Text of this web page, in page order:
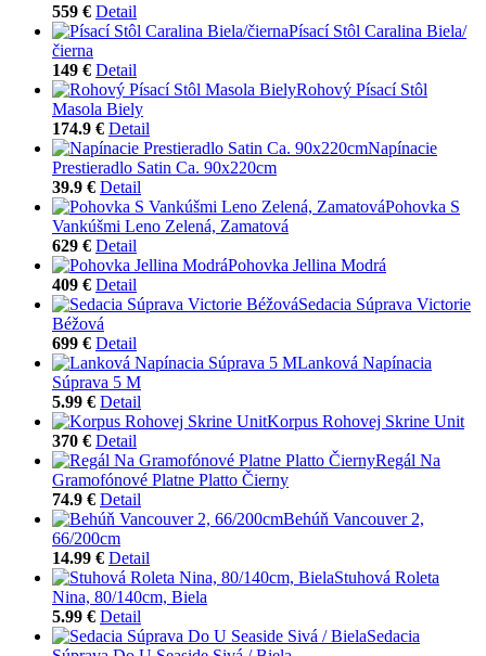
559 € Detail
Písací Stôl Caralina Biela/
čierna
149 € Detail
Rohový Písací Stôl
Masola Biely
174.9 € Detail
Napínacie
Prestieradlo Satin Ca. 90x220cm
39.9 € Detail
Pohovka S
Vankúšmi Leno Zelená, Zamatová
629 € Detail
Pohovka Jellina Modrá
409 € Detail
Sedacia Súprava Victorie
Béžová
699 € Detail
Lanková Napínacia
Súprava 5 M
5.99 € Detail
Korpus Rohovej Skrine Unit
370 € Detail
Regál Na
Gramofónové Platne Platto Čierny
74.9 € Detail
Behúň Vancouver 2,
66/200cm
14.99 € Detail
Stuhová Roleta
Nina, 80/140cm, Biela
5.99 € Detail
Sedacia